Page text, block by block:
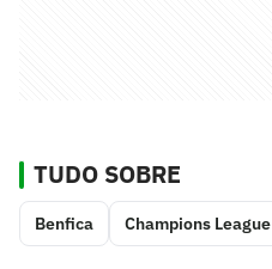
TUDO SOBRE
Benfica Champions League